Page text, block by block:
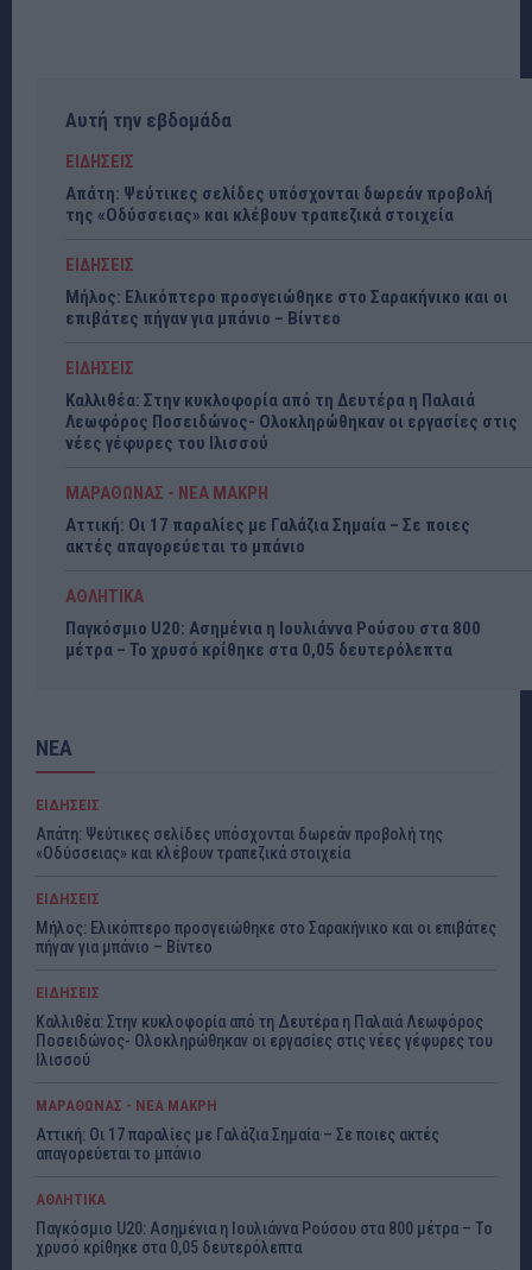
Αυτή την εβδομάδα
ΕΙΔΗΣΕΙΣ
Απάτη: Ψεύτικες σελίδες υπόσχονται δωρεάν προβολή
της «Οδύσσειας» και κλέβουν τραπεζικά στοιχεία
ΕΙΔΗΣΕΙΣ
Μήλος: Ελικόπτερο προσγειώθηκε στο Σαρακήνικο και οι
επιβάτες πήγαν για μπάνιο – Βίντεο
ΕΙΔΗΣΕΙΣ
Καλλιθέα: Στην κυκλοφορία από τη Δευτέρα η Παλαιά
Λεωφόρος Ποσειδώνος- Ολοκληρώθηκαν οι εργασίες στις
νέες γέφυρες του Ιλισσού
ΜΑΡΑΘΩΝΑΣ - ΝΕΑ ΜΑΚΡΗ
Αττική: Οι 17 παραλίες με Γαλάζια Σημαία – Σε ποιες
ακτές απαγορεύεται το μπάνιο
ΑΘΛΗΤΙΚΑ
Παγκόσμιο U20: Ασημένια η Ιουλιάννα Ρούσου στα 800
μέτρα – Το χρυσό κρίθηκε στα 0,05 δευτερόλεπτα
ΝΕΑ
ΕΙΔΗΣΕΙΣ
Απάτη: Ψεύτικες σελίδες υπόσχονται δωρεάν προβολή της
«Οδύσσειας» και κλέβουν τραπεζικά στοιχεία
ΕΙΔΗΣΕΙΣ
Μήλος: Ελικόπτερο προσγειώθηκε στο Σαρακήνικο και οι επιβάτες
πήγαν για μπάνιο – Βίντεο
ΕΙΔΗΣΕΙΣ
Καλλιθέα: Στην κυκλοφορία από τη Δευτέρα η Παλαιά Λεωφόρος
Ποσειδώνος- Ολοκληρώθηκαν οι εργασίες στις νέες γέφυρες του
Ιλισσού
ΜΑΡΑΘΩΝΑΣ - ΝΕΑ ΜΑΚΡΗ
Αττική: Οι 17 παραλίες με Γαλάζια Σημαία – Σε ποιες ακτές
απαγορεύεται το μπάνιο
ΑΘΛΗΤΙΚΑ
Παγκόσμιο U20: Ασημένια η Ιουλιάννα Ρούσου στα 800 μέτρα – Το
χρυσό κρίθηκε στα 0,05 δευτερόλεπτα